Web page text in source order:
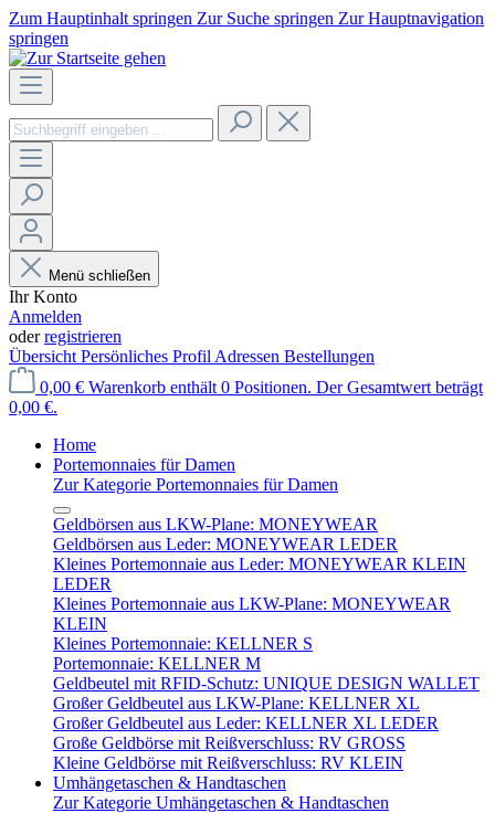
Zum Hauptinhalt springen Zur Suche springen Zur Hauptnavigation
springen
Menü schließen
Ihr Konto
Anmelden
oderregistrieren
Übersicht Persönliches Profil Adressen Bestellungen
0,00 € Warenkorb enthält 0 Positionen. Der Gesamtwert beträgt
0,00 €.
Home
Portemonnaies für Damen
Zur Kategorie Portemonnaies für Damen
Geldbörsen aus LKW-Plane: MONEYWEAR
Geldbörsen aus Leder: MONEYWEAR LEDER
Kleines Portemonnaie aus Leder: MONEYWEAR KLEIN
LEDER
Kleines Portemonnaie aus LKW-Plane: MONEYWEAR
KLEIN
Kleines Portemonnaie: KELLNER S
Portemonnaie: KELLNER M
Geldbeutel mit RFID-Schutz: UNIQUE DESIGN WALLET
Großer Geldbeutel aus LKW-Plane: KELLNER XL
Großer Geldbeutel aus Leder: KELLNER XL LEDER
Große Geldbörse mit Reißverschluss: RV GROSS
Kleine Geldbörse mit Reißverschluss: RV KLEIN
Umhängetaschen & Handtaschen
Zur Kategorie Umhängetaschen & Handtaschen